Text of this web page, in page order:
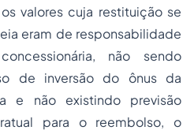
valores cuja restituição se
eram de responsabilidade
não sendo
de inversão do ônus da
e não existindo previsão
para o reembolso, o